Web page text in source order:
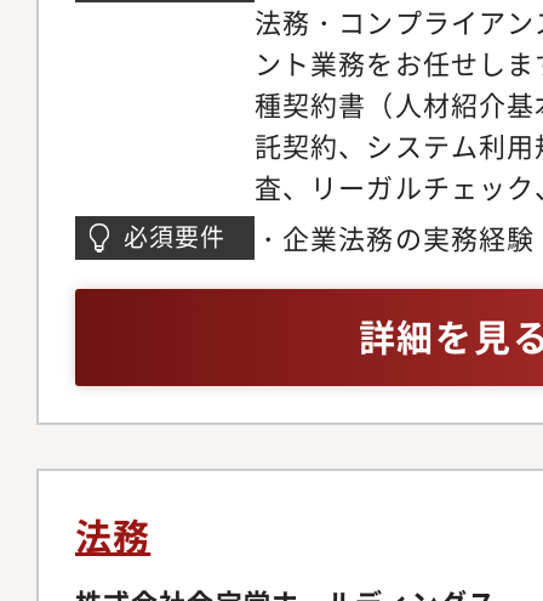
法務・コンプライア
ント業務をお任せし
種契約書（人材紹介
託契約、システム利
査、リーガルチェッ
テム（クラウドサイ
規程の整備・新設・
ンス体制の構築・運
止体制の整備・機関
株主総会の招集、議
ト(総務・経営企画等
必須要件
・企業法務の実務経
査・起案・交渉が単
職業安定法、個人情
詳細を見
法務